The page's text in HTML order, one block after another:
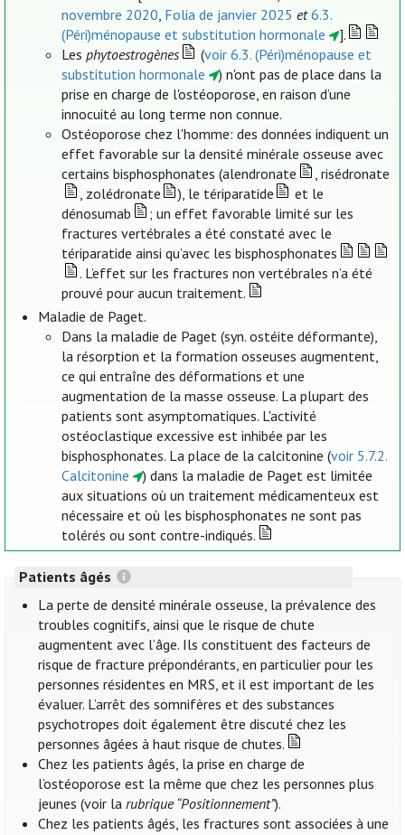
novembre 2020, Folia de janvier 2025 et 6.3.
(Péri)ménopause et substitution hormonale
].
Lesphytoestrogènes (voir 6.3. (Péri)ménopause et
substitution hormonale
) n'ont pas de place dans la
prise en charge de l'ostéoporose, en raison d’une
innocuité au long terme non connue.
Ostéoporose chez l'homme: des données indiquent un
effet favorable sur la densité minérale osseuse avec
certains bisphosphonates (alendronate
, risédronate
, zolédronate
), le tériparatide
et le
dénosumab
; un effet favorable limité sur les
fractures vertébrales a été constaté avec le
tériparatide ainsi qu’avec les bisphosphonates
. L’effet sur les fractures non vertébrales n’a été
prouvé pour aucun traitement.
Maladie de Paget.
Dans la maladie de Paget (syn. ostéite déformante),
la résorption et la formation osseuses augmentent,
ce qui entraîne des déformations et une
augmentation de la masse osseuse. La plupart des
patients sont asymptomatiques. L'activité
ostéoclastique excessive est inhibée par les
bisphosphonates. La place de la calcitonine (voir 5.7.2.
Calcitonine
) dans la maladie de Paget est limitée
aux situations où un traitement médicamenteux est
nécessaire et où les bisphosphonates ne sont pas
tolérés ou sont contre-indiqués.
Patients âgés
La perte de densité minérale osseuse, la prévalence des
troubles cognitifs, ainsi que le risque de chute
augmentent avec l’âge. Ils constituent des facteurs de
risque de fracture prépondérants, en particulier pour les
personnes résidentes en MRS, et il est important de les
évaluer. L’arrêt des somnifères et des substances
psychotropes doit également être discuté chez les
personnes âgées à haut risque de chutes.
Chez les patients âgés, la prise en charge de
l’ostéoporose est la même que chez les personnes plus
jeunes (voir larubrique “Positionnement”).
Chez les patients âgés, les fractures sont associées à une